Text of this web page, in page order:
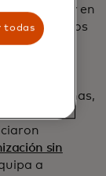
Ucrania y en
afectados
de
del
Path de
ucranianas,
sin
a
todas